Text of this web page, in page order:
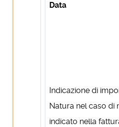
Data
Indicazione di
Natura nel caso di
indicato nella